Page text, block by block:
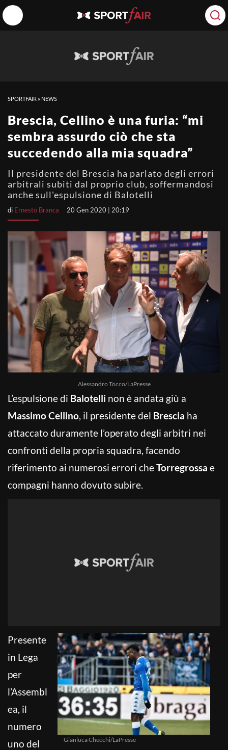
SPORTFAIR » NEWS
Brescia, Cellino è una furia: “mi
sembra assurdo ciò che sta
succedendo alla mia squadra”
Il presidente del Brescia ha parlato degli errori
arbitrali subiti dal proprio club, soffermandosi
anche sull'espulsione di Balotelli
di Ernesto Branca 20 Gen 2020 | 20:19
Alessandro Tocco/LaPresse
L’espulsione di Balotelli non è andata giù a
Massimo Cellino, il presidente del Brescia ha
attaccato duramente l’operato degli arbitri nei
confronti della propria squadra, facendo
riferimento ai numerosi errori cheTorregrossa e
compagni hanno dovuto subire.
Gianluca Checchi/LaPresse
Presente
in Lega
per
l’Assembl
ea, il
numero
uno del